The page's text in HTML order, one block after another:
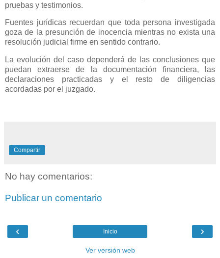
pruebas y testimonios.
Fuentes jurídicas recuerdan que toda persona investigada
goza de la presunción de inocencia mientras no exista una
resolución judicial firme en sentido contrario.
La evolución del caso dependerá de las conclusiones que
puedan extraerse de la documentación financiera, las
declaraciones practicadas y el resto de diligencias
acordadas por el juzgado.
Compartir
No hay comentarios:
Publicar un comentario
‹ ›
Inicio
Ver versión web